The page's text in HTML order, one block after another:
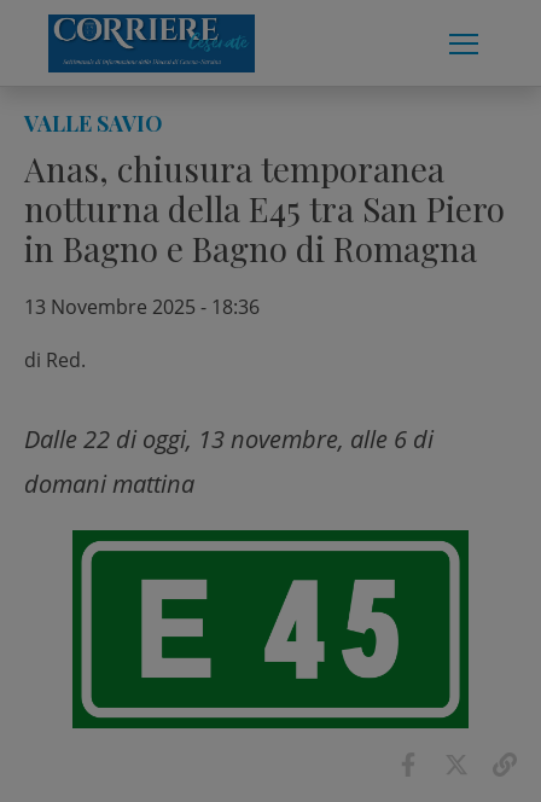
content
VALLE SAVIO
Anas, chiusura temporanea
notturna della E45 tra San Piero
in Bagno e Bagno di Romagna
13 Novembre 2025 - 18:36
di Red.
Dalle 22 di oggi, 13 novembre, alle 6 di
domani mattina